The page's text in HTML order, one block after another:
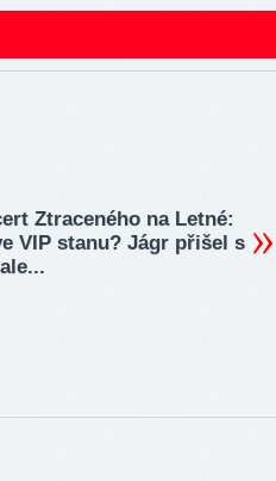
Ztraceného na Letné:
VIP stanu? Jágr přišel s